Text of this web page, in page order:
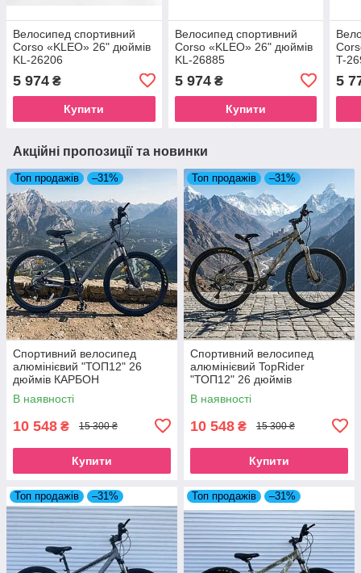
Велоcипед спортивний
Corso «KLEO» 26" дюймів
KL-26206
5 974 ₴
Купити
Велоcипед спортивний
Corso «KLEO» 26" дюймів
KL-26885
5 974₴
Купити
T-
5
Акційні пропозиції та новинки
Топ продажів –31%
Спортивний велосипед
алюмінієвий "ТОП12" 26
дюймів КАРБОН
В наявності
10 548 ₴ 15 300 ₴
Купити
Топ продажів –31%
Спортивний велосипед
алюмінієвий TopRider
"ТОП12" 26 дюймів
Камуфляж
В наявності
10 548 ₴ 15 300 ₴
Купити
Топ продажів –31% Топ продажів –31%